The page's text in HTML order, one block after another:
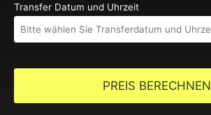
Transfer Datum und Uhrzeit
PREIS BERECHNEN